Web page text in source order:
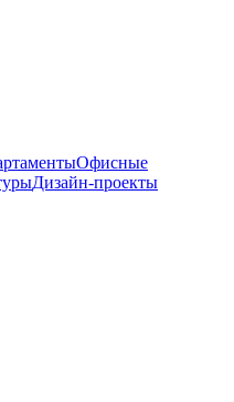
Офисные
Дизайн-проекты